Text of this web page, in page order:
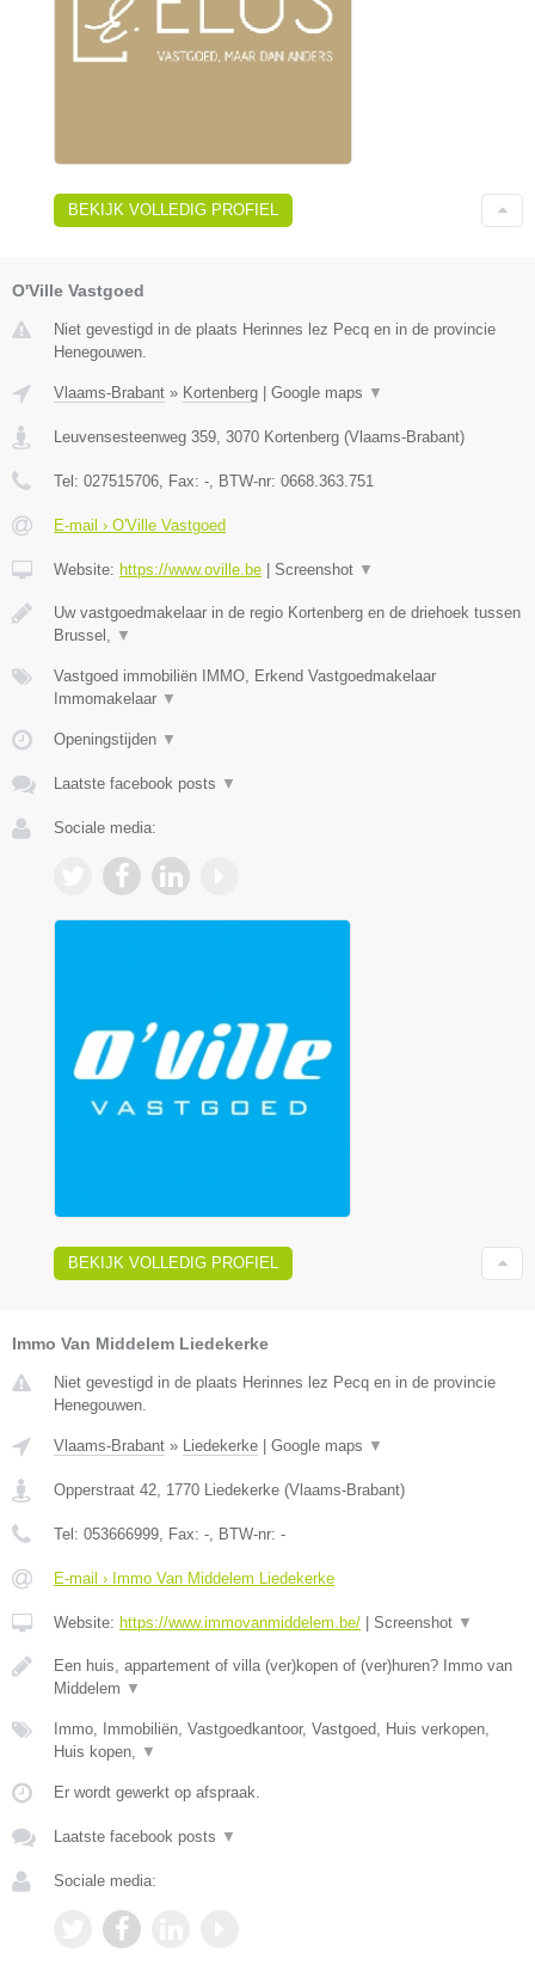
BEKIJK VOLLEDIG PROFIEL
O'Ville Vastgoed
Niet gevestigd in de plaats Herinnes lez Pecq en in de provincie
Henegouwen.
Vlaams-Brabant » Kortenberg Google maps ▼
Leuvensesteenweg 359, 3070 Kortenberg (Vlaams-Brabant)
Tel: 027515706, Fax: -, BTW-nr: 0668.363.751
E-mail › O'Ville Vastgoed
Website: https://www.oville.be Screenshot ▼
Uw vastgoedmakelaar in de regio Kortenberg en de driehoek tussen
Brussel, ▼
Vastgoed immobiliën IMMO, Erkend Vastgoedmakelaar
Immomakelaar ▼
Openingstijden ▼
Laatste facebook posts ▼
Sociale media:
BEKIJK VOLLEDIG PROFIEL
Immo Van Middelem Liedekerke
Niet gevestigd in de plaats Herinnes lez Pecq en in de provincie
Henegouwen.
Vlaams-Brabant » Liedekerke Google maps ▼
Opperstraat 42 1770 Liedekerke (Vlaams-Brabant)
Tel: 053666999 , Fax: - , BTW-nr: -
E-mail › Immo Van Middelem Liedekerke
Website: https://www.immovanmiddelem.be/ Screenshot ▼
Een huis, appartement of villa (ver)kopen of (ver)huren? Immo van
Middelem ▼
Immo, Immobiliën, Vastgoedkantoor, Vastgoed, Huis verkopen,
Huis kopen,
▼
Er wordt gewerkt op afspraak.
Laatste facebook posts ▼
Sociale media: